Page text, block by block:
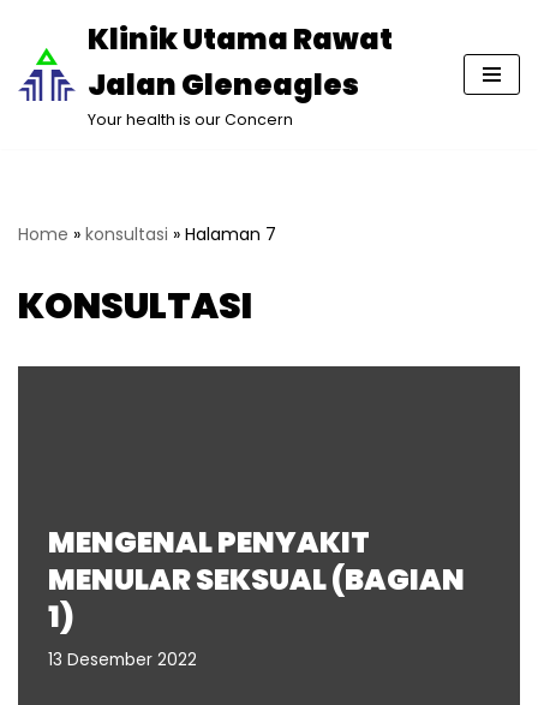
Lompat
ke
Klinik Utama Rawat
Jalan Gleneagles
Your health is our Concern
Home » konsultasi » Halaman 7
KONSULTASI
MENGENAL PENYAKIT
MENULAR SEKSUAL (BAGIAN
1)
13 Desember 2022